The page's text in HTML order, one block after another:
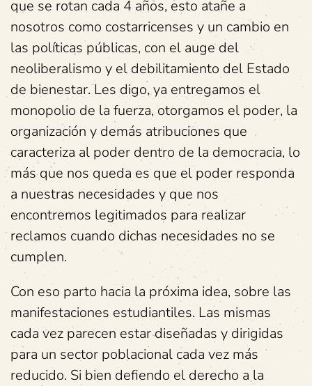
que se rotan cada 4 años, esto atañe a
nosotros como costarricenses y un cambio en
las políticas públicas, con el auge del
neoliberalismo y el debilitamiento del Estado
de bienestar. Les digo, ya entregamos el
monopolio de la fuerza, otorgamos el poder, la
organización y demás atribuciones que
caracteriza al poder dentro de la democracia, lo
más que nos queda es que el poder responda
a nuestras necesidades y que nos
encontremos legitimados para realizar
reclamos cuando dichas necesidades no se
cumplen.
Con eso parto hacia la próxima idea, sobre las
manifestaciones estudiantiles. Las mismas
cada vez parecen estar diseñadas y dirigidas
para un sector poblacional cada vez más
reducido. Si bien defiendo el derecho a la